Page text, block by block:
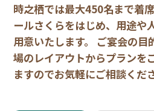
時之栖では最大450名まで着
ールさくらをはじめ、用途や
用意いたします。 ご宴会の目
場のレイアウトからプランを
ますのでお気軽にご相談くだ